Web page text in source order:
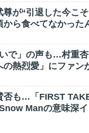
尊が“引退した今こ
ら食べてなかった
で」の声も…村重
の熱烈愛」にファン
否も…「FIRST
Manの意味深